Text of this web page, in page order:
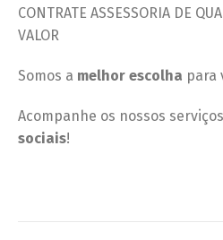
CONTRATE ASSESSORIA DE
VALOR
Somos a melhor escolha para
Acompanhe os nossos
sociais!